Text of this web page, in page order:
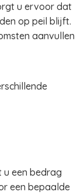
u ervoor dat
op peil blijft.
aanvullen
u een bedrag
een bepaalde